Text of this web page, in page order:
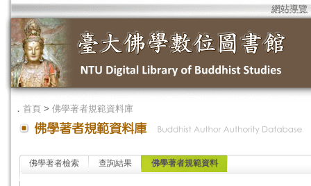
網站導覽
． 首頁 > 佛學著者規範資料庫
佛學著者檢索 查詢結果 佛學著者規範資料